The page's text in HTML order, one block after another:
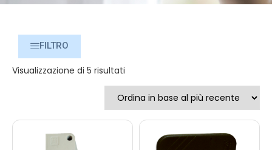
FILTRO
Visualizzazione di 5 risultati